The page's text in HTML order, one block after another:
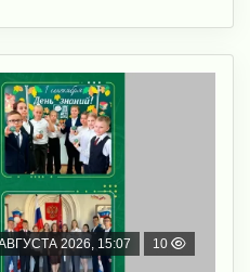
2026, 15:07 10